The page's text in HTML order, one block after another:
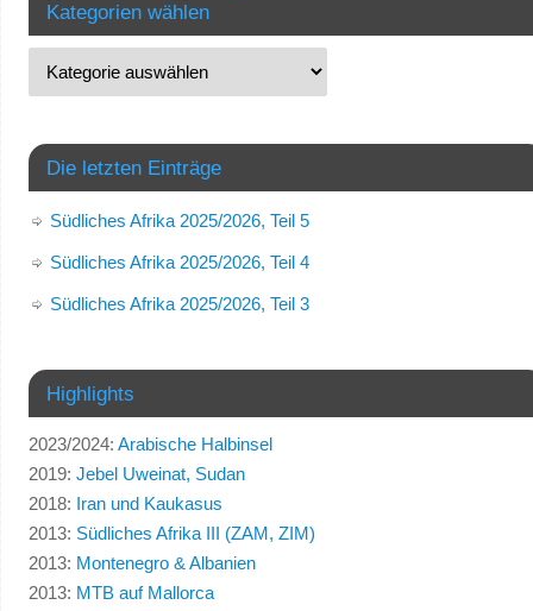
Kategorien wählen
Die letzten Einträge
Südliches Afrika 2025/2026, Teil 5
Südliches Afrika 2025/2026, Teil 4
Südliches Afrika 2025/2026, Teil 3
Highlights
2023/2024: Arabische Halbinsel
2019: Jebel Uweinat, Sudan
2018: Iran und Kaukasus
2013: Südliches Afrika III (ZAM, ZIM)
2013: Montenegro & Albanien
2013: MTB auf Mallorca